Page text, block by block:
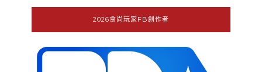
2026食尚玩家FB創作者